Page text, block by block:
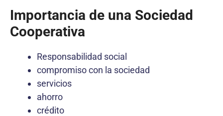
Importancia de una Sociedad
Cooperativa
Responsabilidad social
compromiso con la sociedad
servicios
ahorro
crédito